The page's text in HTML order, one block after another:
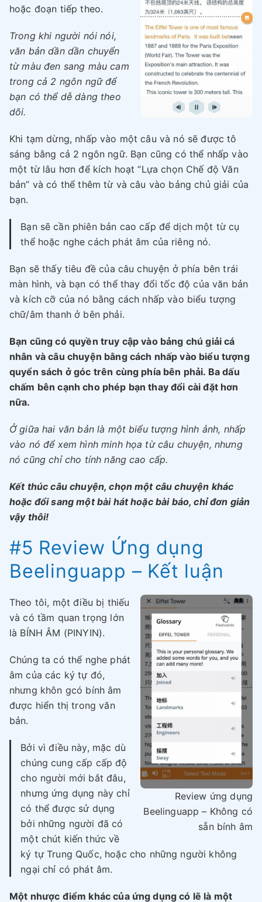
hoặc đoạn tiếp theo.
Trong khi người nói nói,
văn bản dần dần chuyển
từ màu đen sang màu cam
trong cả 2 ngôn ngữ để
bạn có thể dễ dàng theo
dõi.
Khi tạm dừng, nhấp vào một câu và nó sẽ được tô
sáng bằng cả 2 ngôn ngữ. Bạn cũng có thể nhấp vào
một từ lâu hơn để kích hoạt “Lựa chọn Chế độ Văn
bản” và có thể thêm từ và câu vào bảng chủ giải của
bạn.
Bạn sẽ cần phiên bản cao cấp để dịch một từ cụ
thể hoặc nghe cách phát âm của riêng nó.
Bạn sẽ thấy tiêu đề của câu chuyện ở phía bên trái
màn hình, và bạn có thể thay đổi tốc độ của văn bản
và kích cỡ của nó bằng cách nhấp vào biểu tượng
chữ/âm thanh ở bên phải.
Bạn cũng có quyền truy cập vào bảng chú giải cá
nhân và câu chuyện bằng cách nhấp vào biểu tượng
quyển sách ở góc trên cùng phía bên phải. Ba dấu
chấm bên cạnh cho phép bạn thay đổi cài đặt hơn
nữa.
Ở giữa hai văn bản là một biểu tượng hình ảnh, nhấp
vào nó để xem hình minh họa từ câu chuyện, nhưng
nó cũng chỉ cho tính năng cao cấp.
Kết thúc câu chuyện, chọn một câu chuyện khác
hoặc đổi sang một bài hát hoặc bài báo, chỉ đơn giản
vậy thôi!
#5 Review Ứng dụng
Beelinguapp – Kết luận
Review ứng dụng
Beelinguapp – Không có
sẵn bính âm
Theo tôi, một điều bị thiếu
và có tầm quan trọng lớn
là BÍNH ÂM (PINYIN).
Chúng ta có thể nghe phát
âm của các ký tự đó,
nhưng khôn gcó bính âm
được hiển thị trong văn
bản.
Bởi vì điều này, mặc dù
chúng cung cấp cấp độ
cho người mới bắt đâu,
nhưng ứng dụng này chỉ
có thể được sử dụng
bởi những người đã có
một chút kiến thức về
ký tự Trung Quốc, hoặc cho những người không
ngại chỉ có phát âm.
Một nhược điểm khác của ứng dụng có lẽ là một